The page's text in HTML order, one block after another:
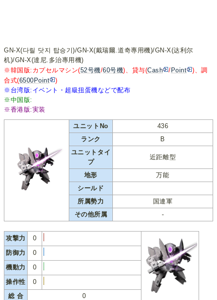
GN-X(다릴 닷지 탑승기)/GN-X(戴瑞爾.道奇專用機)/GN-X(达利尔
机)/GN-X(達尼.多治專用機)
※韓国版:カプセルマシン(52号機/60号機)、貸与(Cash / Point
)、調
合式(6500Point
)
※台湾版:イベント・超級扭蛋機などで配布
※中国版:
※香港版:実装
ユニットNo
436
ランク
B
ユニットタイ
プ
近距離型
地形
万能
シールド
所属勢力
国連軍
その他所属
-
攻撃力
0
防御力
0
機動力
0
操作性
0
総 合
0